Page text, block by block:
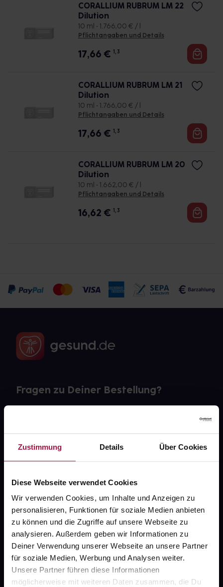
Zustimmung Details Über Cookies
Diese Webseite verwendet Cookies
Wir verwenden Cookies, um Inhalte und Anzeigen zu
personalisieren, Funktionen für soziale Medien anbieten
zu können und die Zugriffe auf unsere Webseite zu
analysieren. Außerdem geben wir Informationen zu
Deiner Verwendung unserer Webseite an unsere Partner
für soziale Medien, Werbung und Analysen weiter.
Unsere Partner führen diese Informationen
möglicherweise mit weiteren Daten zusammen, die Du
CORALLIUM RUBRUM LM 22
Dilution
10 ml • 1.766,00 € / l
Pflichtangaben und Details
17,66 € 1, 3
CORALLIUM RUBRUM LM 21
Dilution
10 ml • 1.766,00 € / l
Pflichtangaben und Details
17,66 € 1, 3
CORALLIUM RUBRUM LM 20
Dilution
10 ml • 1.662,00 € / l
Pflichtangaben und Details
16,62 € 1, 3
Fragen zu Deiner Bestellung?
gesund.de
Über uns
Karriere
Newsletter